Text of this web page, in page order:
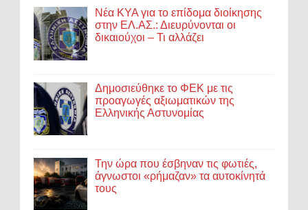
Νέα ΚΥΑ για το επίδομα διοίκησης
στην ΕΛ.ΑΣ.: Διευρύνονται οι
δικαιούχοι – Τι αλλάζει
Δημοσιεύθηκε το ΦΕΚ με τις
προαγωγές αξιωματικών της
Ελληνικής Αστυνομίας
Την ώρα που έσβηναν τις φωτιές,
άγνωστοι «ρήμαζαν» τα αυτοκίνητά
τους